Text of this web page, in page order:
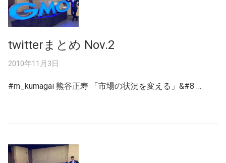
twitterまとめ Nov.2
2010年11月3日
#m_kumagai 熊谷正寿 「市場の状況を変える」&#8 …